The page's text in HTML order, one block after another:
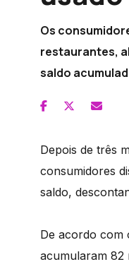
Os
restaurantes,
saldo
Depois de três
consumidores
saldo,
De acordo com
acumularam 82